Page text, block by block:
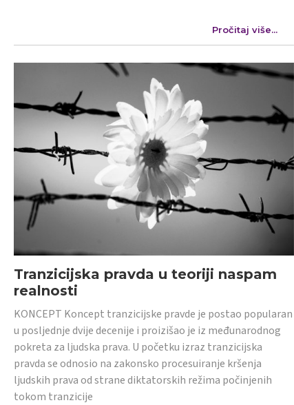
Pročitaj više...
Tranzicijska pravda u teoriji naspam
realnosti
KONCEPT Koncept tranzicijske pravde je postao popularan
u posljednje dvije decenije i proizišao je iz međunarodnog
pokreta za ljudska prava. U početku izraz tranzicijska
pravda se odnosio na zakonsko procesuiranje kršenja
ljudskih prava od strane diktatorskih režima počinjenih
tokom tranzicije